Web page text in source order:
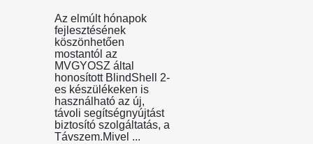
Az elmúlt hónapok
fejlesztésének
köszönhetően
mostantól az
MVGYOSZ által
honosított BlindShell 2-
es készülékeken is
használható az új,
távoli segítségnyújtást
biztosító szolgáltatás, a
Távszem.Mivel ...